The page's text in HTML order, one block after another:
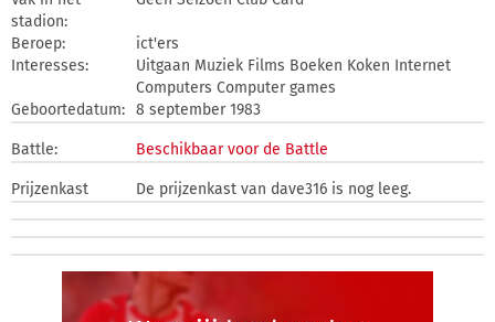
stadion:
Beroep:
ict'ers
Interesses:
Uitgaan Muziek Films Boeken Koken Internet
Computers Computer games
Geboortedatum: 8 september 1983
Battle: Beschikbaar voor de Battle
Prijzenkast De prijzenkast van dave316 is nog leeg.